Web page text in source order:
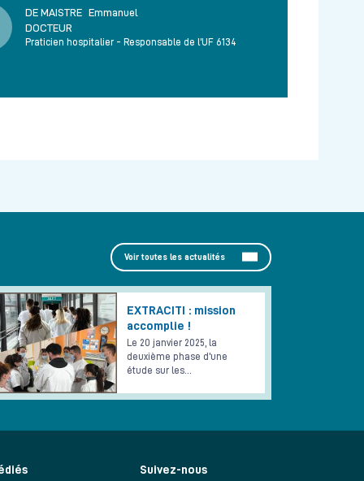
DE MAISTRE Emmanuel
DOCTEUR
Praticien hospitalier - Responsable de l'UF 6134
Voir toutes les actualités
EXTRACITI : mission
accomplie !
Le 20 janvier 2025, la
deuxième phase d'une
étude sur les…
Suivez-nous